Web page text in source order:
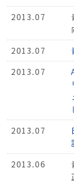
2013.07
2013.07
2013.07
2013.07
2013.06